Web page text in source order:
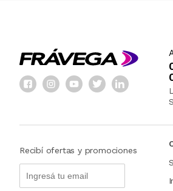
Recibí ofertas y promociones